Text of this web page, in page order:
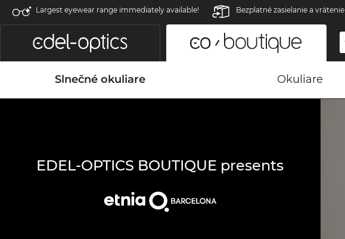
Largest eyewear range immediately available! Bezplatné zasielanie a vrátenie
Slnečné okuliare Okuliare
EDEL-OPTICS BOUTIQUE presents